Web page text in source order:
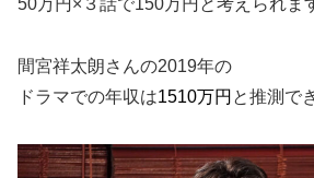
50万円×３話で150万円と考えられま
間宮祥太朗さんの2019年の
ドラマでの年収は1510万円 と推測で